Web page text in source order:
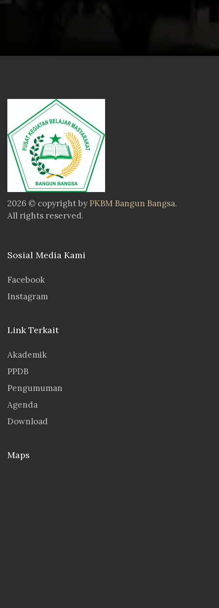
2026 © copyright by PKBM Bangun Bangsa.
All rights reserved.
Sosial Media Kami
Facebook
Instagram
Link Terkait
Akademik
PPDB
Pengumuman
Agenda
Download
Maps